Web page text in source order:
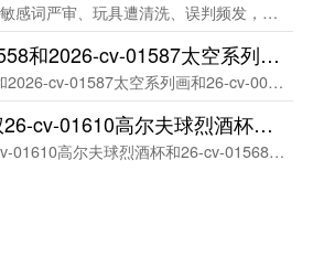
亚马逊合规风暴升级：敏感词严审、玩具遭清洗、误判频发，卖家承压转型
Keith代理26-cv-1558和2026-cv-01587太空系列画和26-cv-00318便携零食收纳盒
Keith代理26-cv-1558和2026-cv-01587太空系列画和26-cv-00318便携零食收纳盒
专利版权商标维权26-cv-01610高尔夫球烈酒杯和26-cv-01568健身单杠
专利版权商标维权26-cv-01610高尔夫球烈酒杯和26-cv-01568健身单杠